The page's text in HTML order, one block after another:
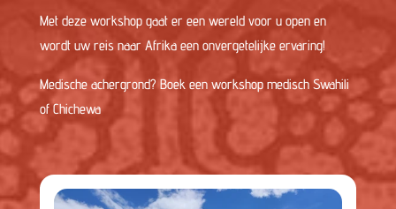
Met deze workshop gaat er een wereld voor u open en
wordt uw reis naar Afrika een onvergetelijke ervaring!
Medische achergrond? Boek een workshop medisch Swahili
of Chichewa